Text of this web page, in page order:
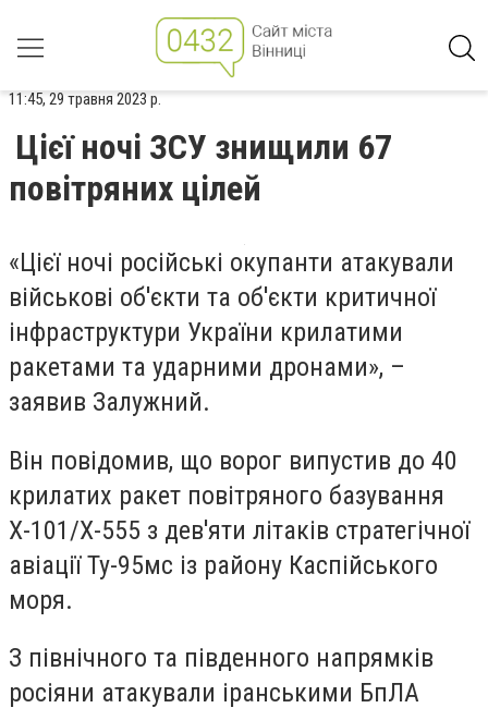
11:45, 29 травня 2023 р.
Цієї ночі ЗСУ знищили 67
повітряних цілей
«Цієї ночі російські окупанти атакували
військові об'єкти та об'єкти критичної
інфраструктури України крилатими
ракетами та ударними дронами», –
заявив Залужний.
Він повідомив, що ворог випустив до 40
крилатих ракет повітряного базування
Х-101/Х-555 з дев'яти літаків стратегічної
авіації Ту-95мс із району Каспійського
моря.
З північного та південного напрямків
росіяни атакували іранськими БпЛА